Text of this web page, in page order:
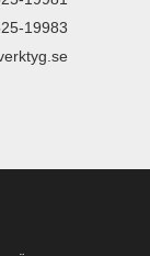
19983